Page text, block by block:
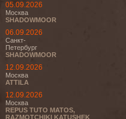
05.09.2026
Москва
SHADOWMOOR
06.09.2026
Санкт-
Петербург
SHADOWMOOR
12.09.2026
Москва
ATTILA
12.09.2026
Москва
REPUS TUTO MATOS,
RAZMOTCHIKI KATUSHEK